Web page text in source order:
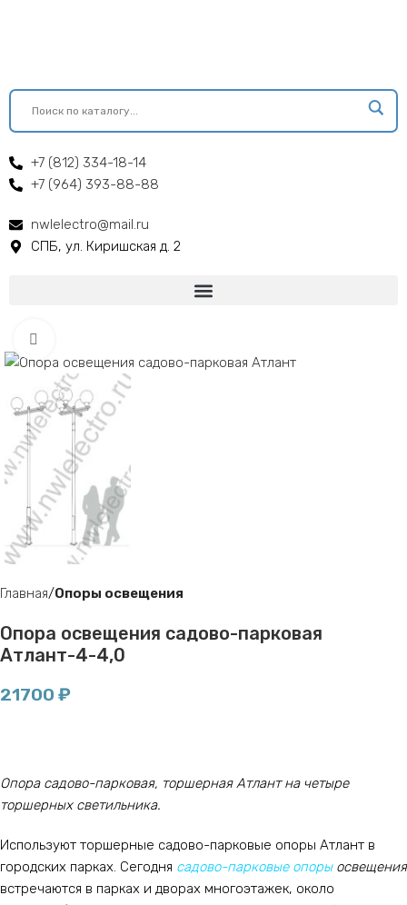
+7 (812) 334-18-14
+7 (964) 393-88-88
nwlelectro@mail.ru
СПБ, ул. Киришская д. 2
Главная Опоры освещения
Опора освещения садово-парковая
Атлант-4-4,0
21700 ₽
Опора садово-парковая, торшерная Атлант на четыре
торшерных светильника.
Используют торшерные садово-парковые опоры Атлант в
городских парках. Сегодня садово-парковые опорыосвещения
встречаются в парках и дворах многоэтажек, около